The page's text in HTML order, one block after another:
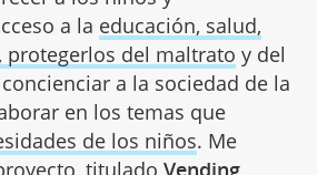
a la educación, salud,
protegerlos del maltrato y del
a la sociedad de la
en los temas que
de los niños. Me